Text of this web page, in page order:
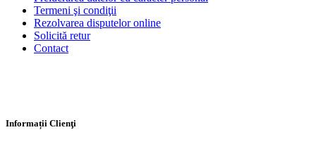
Termeni şi condiţii
Rezolvarea disputelor online
Solicită retur
Contact
Informații Clienţi